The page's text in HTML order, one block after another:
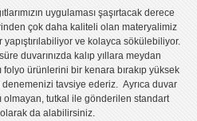
uygulamasışaşırtacak derece
çok daha kaliteli olanmateryalimiz
yapıştırılabiliyor ve kolayca sökülebiliyor.
duvarınızda kalıp yıllara meydan
folyoürünlerini bir kenara bırakıp yüksek
denemenizi tavsiye ederiz. Ayrıca duvar
olmayan, tutkal ile gönderilen standart
da alabilirsiniz.